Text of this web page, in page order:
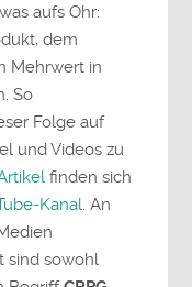
aufs Ohr:
dem
Mehrwert in
So
Folge auf
und Videos zu
finden sich
Kanal. An
sind sowohl